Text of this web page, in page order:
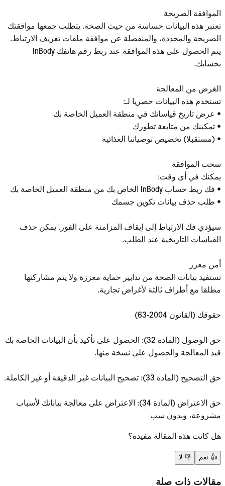
الموافقة الصريحة
تعتبر هذه البيانات حساسة من حيث الصحة. يتطلب جمعها موافقتك
الصريحة والمحددة، والمنفصلة عن موافقة ملفات تعريف الارتباط.
يتم الحصول على هذه الموافقة عند ربط رقم هاتفك InBody
بحسابك.
الغرض من المعالجة
تستخدم هذه البيانات حصريا لـ:
• عرض تاريخ قياساتك في منطقة العميل الخاصة بك
• تمكينك من متابعة تطورك
• (مستقبلا) تخصيص توصياتنا الغذائية
سحب الموافقة
يمكنك في أي وقت:
• فك ربط حساب InBody الخاص بك من منطقة العميل الخاصة بك
• طلب حذف بيانات تكوين جسمك
سيؤدي فك الارتباط إلى إيقاف المزامنة على الفور. يمكن حذف
القياسات التاريخية عند الطلب.
أمن معزز
تستفيد بيانات الصحة من تدابير حماية معززة ولا يتم مشاركتها
مطلقا مع أطراف ثالثة لأغراض تجارية.
حقوقك (القانون 2004-63)
حق الوصول (المادة 32): الحصول على تأكيد بأن البيانات الخاصة بك
قيد المعالجة والحصول على نسخة منها.
حق التصحيح (المادة 33): تصحيح البيانات غير الدقيقة أو غير الكاملة.
حق الاعتراض (المادة 34): الاعتراض على معالجة بياناتك لأسباب
مشروعة، وبدون سب
هل كانت هذه المقالة مفيدة؟
👍 نعم 👎 لا
مقالات ذات صلة